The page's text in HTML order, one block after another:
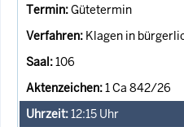
Gütetermin
Klagen in
106
1 Ca 842/26
12:15 Uhr